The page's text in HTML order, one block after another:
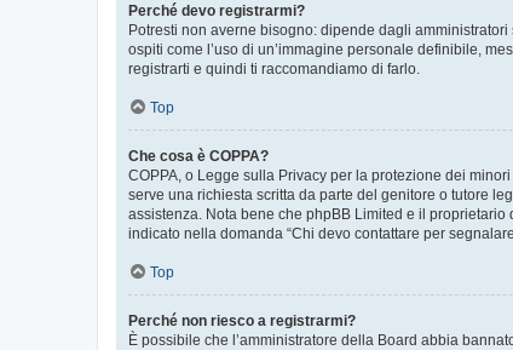
Perché devo registrarmi?
Potresti non averne bisogno: dipende dagli
ospiti come l’uso di un’immagine personale definibile,
registrarti e quindi ti raccomandiamo di farlo.
Top
Che cosa è COPPA?
COPPA, o Legge sulla Privacy per la protezione dei
serve una richiesta scritta da parte del genitore o tutore
assistenza. Nota bene che phpBB Limited e il
indicato nella domanda “Chi devo contattare per
Top
Perché non riesco a registrarmi?
È possibile che l’amministratore della Board abbia